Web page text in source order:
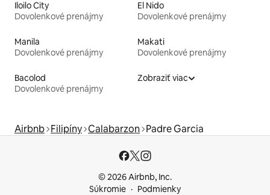
Iloilo City
Dovolenkové prenájmy
El Nido
Dovolenkové prenájmy
Manila
Dovolenkové prenájmy
Makati
Dovolenkové prenájmy
Bacolod
Dovolenkové prenájmy
Zobraziť viac
Airbnb Filipíny Calabarzon Padre Garcia
© 2026 Airbnb, Inc.
Súkromie
Podmienky